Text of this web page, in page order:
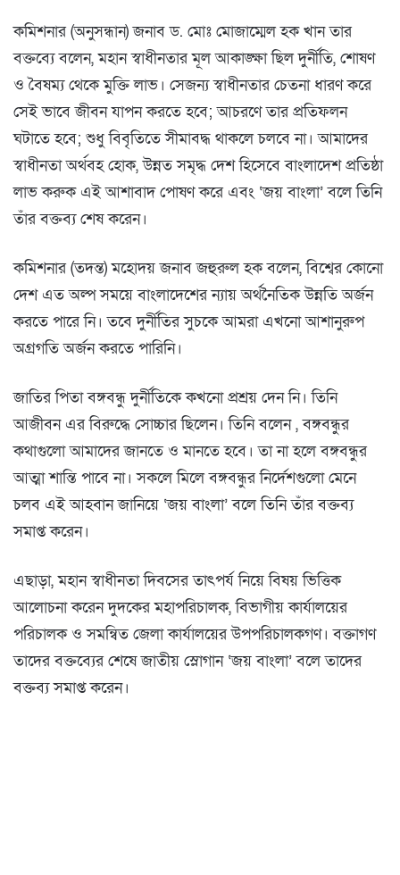
কমিশনার (অনুসন্ধান) জনাব ড. মোঃ মোজাম্মেল হক খান তার
বক্তব্যে বলেন, মহান স্বাধীনতার মূল আকাঙ্ক্ষা ছিল দুর্নীতি, শোষণ
ও বৈষম্য থেকে মুক্তি লাভ। সেজন্য স্বাধীনতার চেতনা ধারণ করে
সেই ভাবে জীবন যাপন করতে হবে; আচরণে তার প্রতিফলন
ঘটাতে হবে; শুধু বিবৃতিতে সীমাবদ্ধ থাকলে চলবে না। আমাদের
স্বাধীনতা অর্থবহ হোক, উন্নত সমৃদ্ধ দেশ হিসেবে বাংলাদেশ প্রতিষ্ঠা
লাভ করুক এই আশাবাদ পোষণ করে এবং ‘জয় বাংলা’ বলে তিনি
তাঁর বক্তব্য শেষ করেন।
কমিশনার (তদন্ত) মহোদয় জনাব জহুরুল হক বলেন, বিশ্বের কোনো
দেশ এত অল্প সময়ে বাংলাদেশের ন্যায় অর্থনৈতিক উন্নতি অর্জন
করতে পারে নি। তবে দুর্নীতির সুচকে আমরা এখনো আশানুরুপ
অগ্রগতি অর্জন করতে পারিনি।
জাতির পিতা বঙ্গবন্ধু দুর্নীতিকে কখনো প্রশ্রয় দেন নি। তিনি
আজীবন এর বিরুদ্ধে সোচ্চার ছিলেন। তিনি বলেন , বঙ্গবন্ধুর
কথাগুলো আমাদের জানতে ও মানতে হবে। তা না হলে বঙ্গবন্ধুর
আত্মা শান্তি পাবে না। সকলে মিলে বঙ্গবন্ধুর নির্দেশগুলো মেনে
চলব এই আহবান জানিয়ে ‘জয় বাংলা’ বলে তিনি তাঁর বক্তব্য
সমাপ্ত করেন।
এছাড়া, মহান স্বাধীনতা দিবসের তাৎপর্য নিয়ে বিষয় ভিত্তিক
আলোচনা করেন দুদকের মহাপরিচালক, বিভাগীয় কার্যালয়ের
পরিচালক ও সমন্বিত জেলা কার্যালয়ের উপপরিচালকগণ। বক্তাগণ
তাদের বক্তব্যের শেষে জাতীয় স্লোগান ‘জয় বাংলা’ বলে তাদের
বক্তব্য সমাপ্ত করেন।